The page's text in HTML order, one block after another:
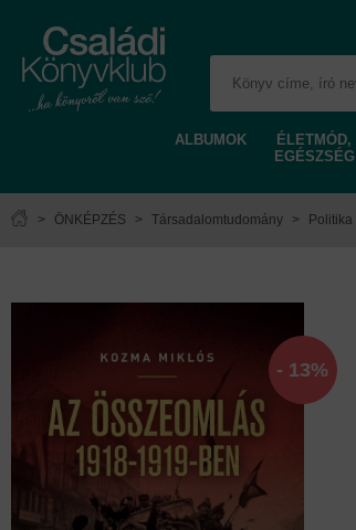
ALBUMOK
ÉLETMÓD,
EGÉSZSÉG
> ÖNKÉPZÉS > Társadalomtudomány > Politika
- 13%